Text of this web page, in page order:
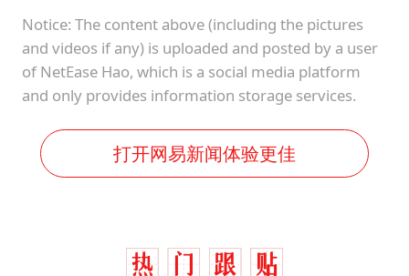
Notice: The content above (including the pictures
and videos if any) is uploaded and posted by a user
of NetEase Hao, which is a social media platform
and only provides information storage services.
打开网易新闻体验更佳